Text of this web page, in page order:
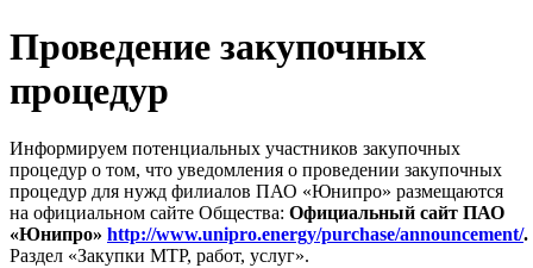
Проведение закупочных
процедур
Информируем потенциальных участников закупочных
процедур о том, что уведомления о проведении закупочных
процедур для нужд филиалов ПАО «Юнипро» размещаются
на официальном сайте Общества: Официальный сайт ПАО
«Юнипро» http://www.unipro.energy/purchase/announcement/.
Раздел «Закупки МТР, работ, услуг».